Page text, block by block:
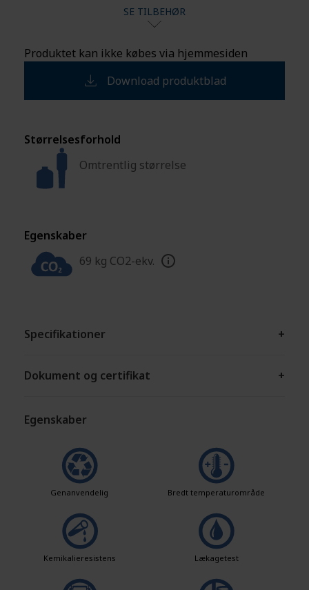
Størrelsesforhold
Omtrentlig størrelse
Egenskaber
69 kg CO2-ekv.
Specifikationer +
Dokument og certifikat +
Egenskaber
Genanvendelig Bredt temperaturområde
Kemikalieresistens Lækagetest
SE TILBEHØR
Produktet kan ikke købes via hjemmesiden
Download produktblad